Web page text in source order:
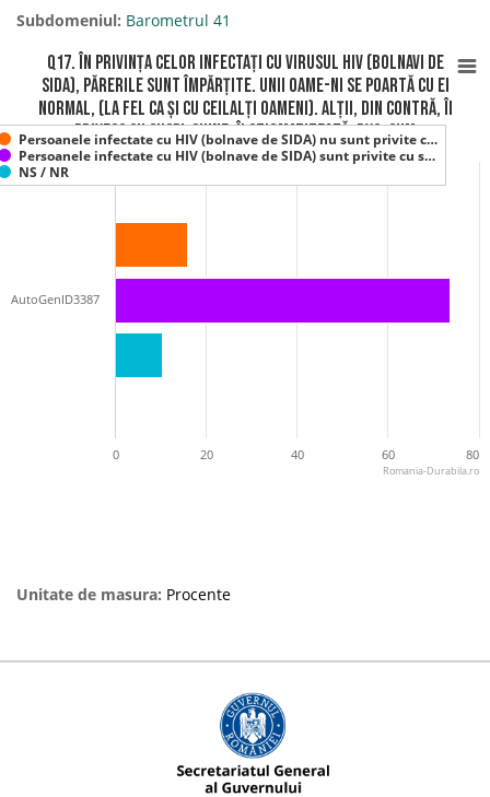
Subdomeniul: Barometrul 41
Q17. În privința celor infectați cu virusul HIV (bolnavi de
SIDA), părerile sunt împărțite. Unii oame-ni se poartă cu ei
normal, (la fel ca și cu ceilalți oameni). Alții, din contră, îi
privesc cu suspi-ciune, îi stigmatizează. Dvs. cum
Persoanele infectate cu HIV (bolnave de SIDA) nu sunt privite c…
Persoanele infectate cu HIV (bolnave de SIDA) sunt privite cu s…
NS / NR
AutoGenID3387
0 20 40 60 80
Romania-Durabila.ro
Unitate de masura: Procente